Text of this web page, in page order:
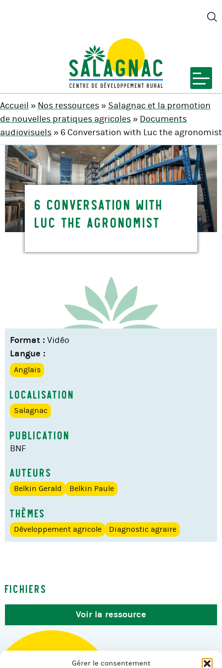
Gérer le consentement
SALAGNAC
Accueil » Nos ressources» Salagnac et la promotion
de nouvelles pratiques agricoles» Documents
audiovisuels» 6 Conversation with Luc the agronomist
6 Conversation with
Luc the agronomist
Format : Vidéo
Langue :
Anglais
Localisation
Salagnac
Publication
BNF
Auteurs
Belkin Gerald Belkin Paule
Thèmes
Développement agricole Diagnostic agraire
Fichiers
Voir la ressource